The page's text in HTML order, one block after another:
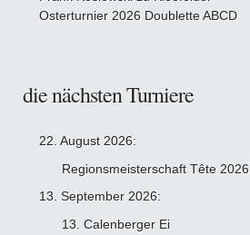
Osterturnier 2026 Doublette ABCD
die nächsten Turniere
22. August 2026:
Regionsmeisterschaft Tête 2026
13. September 2026:
13. Calenberger Ei